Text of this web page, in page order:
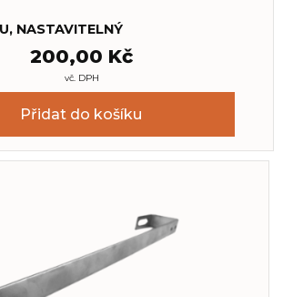
NASTAVITELNÝ
200,00 Kč
vč. DPH
Přidat do košíku